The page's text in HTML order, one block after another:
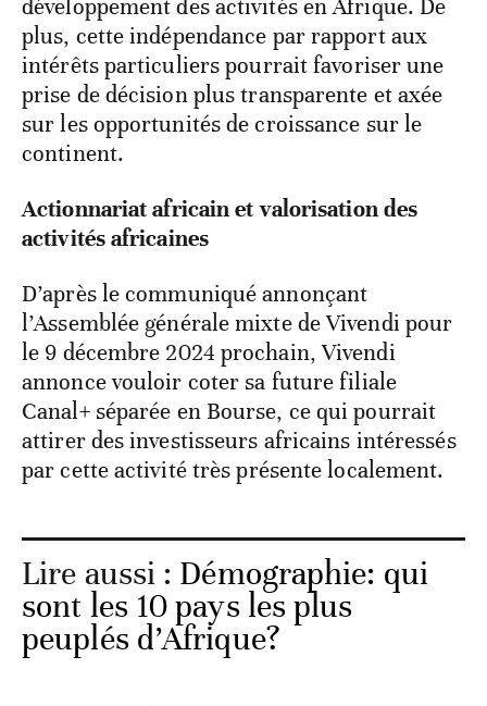
développement des activités en Afrique. De
plus, cette indépendance par rapport aux
intérêts particuliers pourrait favoriser une
prise de décision plus transparente et axée
sur les opportunités de croissance sur le
continent.
Actionnariat africain et valorisation des
activités africaines
D’après le communiqué annonçant
l’Assemblée générale mixte de Vivendi pour
le 9 décembre 2024 prochain, Vivendi
annonce vouloir coter sa future filiale
Canal+ séparée en Bourse, ce qui pourrait
attirer des investisseurs africains intéressés
par cette activité très présente localement.
Lire aussi : Démographie: qui
sont les 10 pays les plus
peuplés d’Afrique?